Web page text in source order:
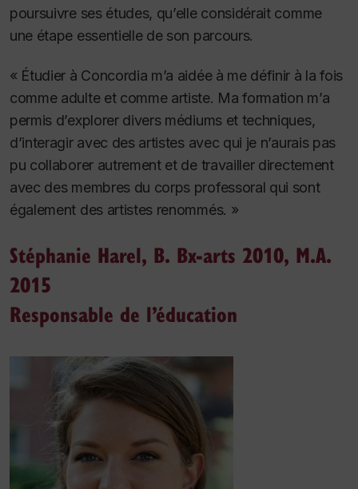
poursuivre ses études, qu’elle considérait comme
une étape essentielle de son parcours.
« Étudier à Concordia m’a aidée à me définir à la fois
comme adulte et comme artiste. Ma formation m’a
permis d’explorer divers médiums et techniques,
d’interagir avec des artistes avec qui je n’aurais pas
pu collaborer autrement et de travailler directement
avec des membres du corps professoral qui sont
également des artistes renommés. »
Stéphanie Harel, B. Bx-arts 2010, M.A.
2015
Responsable de l’éducation